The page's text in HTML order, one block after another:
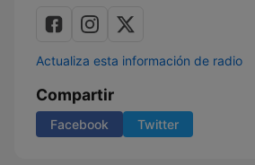
Actualiza esta información de radio
Compartir
Facebook Twitter